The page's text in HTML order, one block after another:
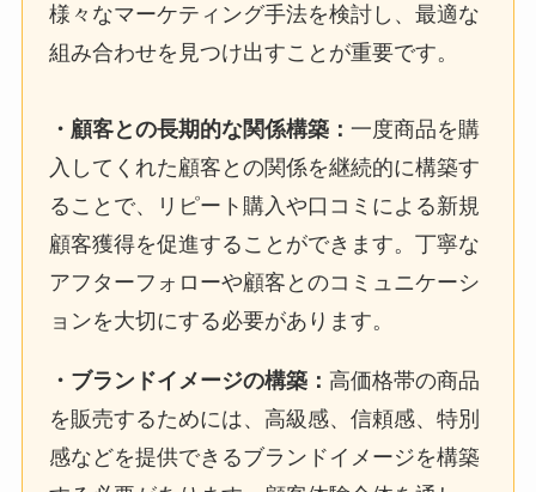
様々なマーケティング手法を検討し、最適な
組み合わせを見つけ出すことが重要です。
・ 顧客との長期的な関係構築 ：一度商品を購
入してくれた顧客との関係を継続的に構築す
ることで、リピート購入や口コミによる新規
顧客獲得を促進することができます。丁寧な
アフターフォローや顧客とのコミュニケーシ
ョンを大切にする必要があります。
・ ブランドイメージの構築 ： 高価格帯の商品
を販売するためには、高級感、信頼感、特別
感などを提供できるブランドイメージを構築